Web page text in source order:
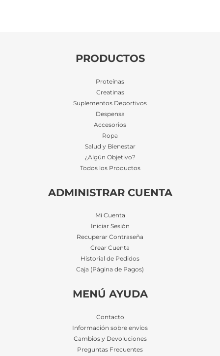
PRODUCTOS
Proteínas
Creatinas
Suplementos Deportivos
Despensa
Accesorios
Ropa
Salud y Bienestar
¿Algún Objetivo?
Todos los Productos
ADMINISTRAR CUENTA
Mi Cuenta
Iniciar Sesión
Recuperar Contraseña
Crear Cuenta
Historial de Pedidos
Caja (Página de Pagos)
MENÚ AYUDA
Contacto
Información sobre envíos
Cambios y Devoluciones
Preguntas Frecuentes